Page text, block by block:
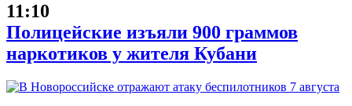
11:10
Полицейские изъяли 900 граммов
наркотиков у жителя Кубани